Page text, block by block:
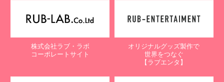
株式会社ラブ・ラボ
コーポレートサイト
オリジナルグッズ製作で
世界をつなぐ
【ラブエンタ】